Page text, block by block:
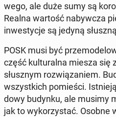
we­go, ale duże sumy są
Realna wartość na­byw­cza
in­we­sty­cje są jedyną
POSK musi być
część kul­tu­ral­na miesza się
słusz­nym roz­wią­za­niem.
wszyst­kich po­mie­ści.
do­wy budynku, ale musimy
jak to wy­ko­rzy­stać. Osobne